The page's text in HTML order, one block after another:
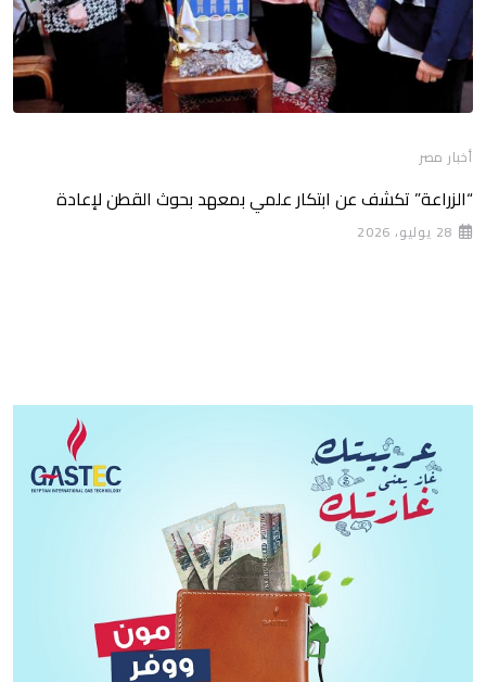
أخبار مصر
“الزراعة” تكشف عن ابتكار علمي بمعهد بحوث القطن لإعادة
28 يوليو، 2026